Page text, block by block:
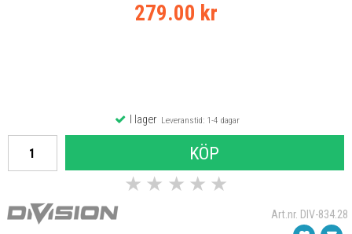
279.00 kr
I lagerLeveranstid: 1-4 dagar
KÖP
★ ★ ★ ★ ★
Art.nr. DIV-834.28